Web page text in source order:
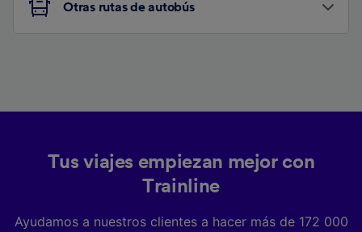
Otras rutas de autobús
Tus viajes empiezan mejor con
Trainline
Ayudamos a nuestros clientes a hacer más de 172 000